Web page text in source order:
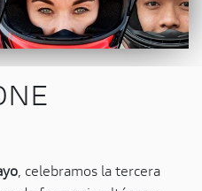
, celebramos la tercera